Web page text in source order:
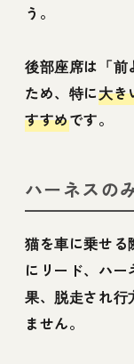
う。
後部座席は「前
ため、特に大き
すすめです。
ハーネスの
猫を車に乗せる
にリード、ハ
果、脱走され行
ません。